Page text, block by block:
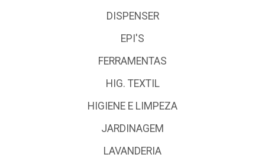
DISPENSER
EPI'S
FERRAMENTAS
HIG. TEXTIL
HIGIENE E LIMPEZA
JARDINAGEM
LAVANDERIA